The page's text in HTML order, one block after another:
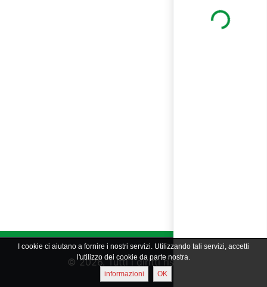
Loading...
© 2026. Tutti i diritti riservati
I cookie ci aiutano a fornire i nostri servizi. Utilizzando tali servizi, accetti
l'utilizzo dei cookie da parte nostra.
informazioni
OK